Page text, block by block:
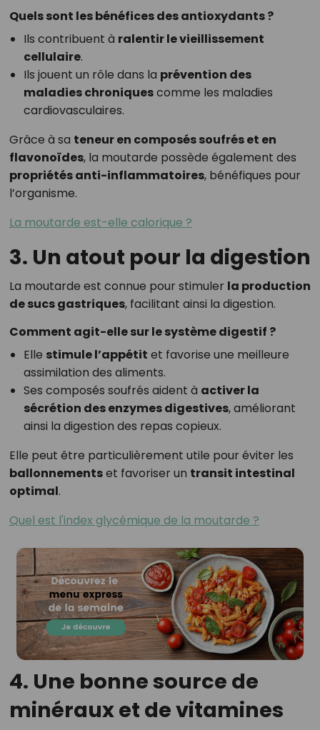
Quels sont les bénéfices des antioxydants ?
Ils contribuent à ralentir le vieillissement
cellulaire.
Ils jouent un rôle dans la prévention des
maladies chroniquescomme les maladies
cardiovasculaires.
Grâce à sa teneur en composés soufrés et en
flavonoïdes, la moutarde possède également des
propriétés anti-inflammatoires, bénéfiques pour
l’organisme.
La moutarde est-elle calorique ?
3. Un atout pour la digestion
La moutarde est connue pour stimuler la production
de sucs gastriques, facilitant ainsi la digestion.
Comment agit-elle sur le système digestif ?
Elle stimule l’appétit et favorise une meilleure
assimilation des aliments.
Ses composés soufrés aident à activer la
sécrétion des enzymes digestives, améliorant
ainsi la digestion des repas copieux.
Elle peut être particulièrement utile pour éviter les
ballonnementset favoriser un transit intestinal
optimal.
Quel est l'index glycémique de la moutarde ?
4. Une bonne source de
minéraux et de vitamines